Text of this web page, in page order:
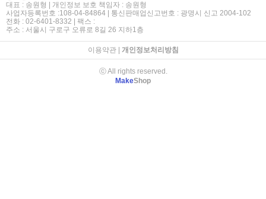
대표 : 송원형 | 개인정보 보호 책임자 : 송원형
사업자등록번호 :108-04-84864 | 통신판매업신고번호 : 광명시 신고 2004-102
전화 : 02-6401-8332 | 팩스 :
주소 : 서울시 구로구 오류로 8길 26 지하1층
이용약관| 개인정보처리방침
ⓒ All rights reserved.
MakeShop